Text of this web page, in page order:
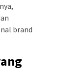
brand